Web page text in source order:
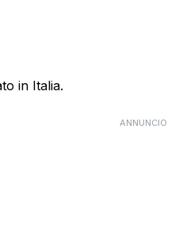
in Italia.
ANNUNCIO